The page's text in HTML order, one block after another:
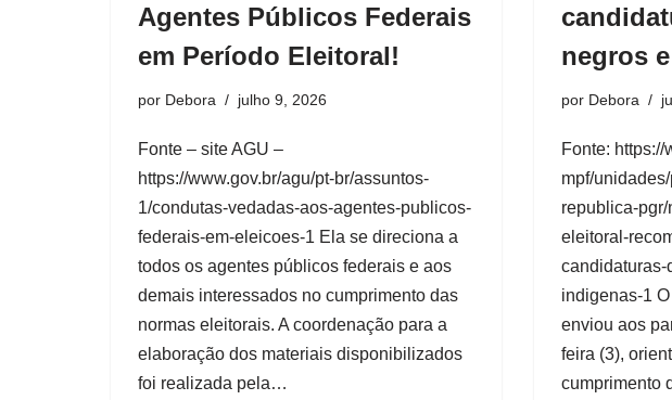
Agentes Públicos Federais
em Período Eleitoral!
por Debora julho 9, 2026
Fonte – site AGU –
https://www.gov.br/agu/pt-br/assuntos-
1/condutas-vedadas-aos-agentes-publicos-
federais-em-eleicoes-1 Ela se direciona a
todos os agentes públicos federais e aos
demais interessados no cumprimento das
normas eleitorais. A coordenação para a
elaboração dos materiais disponibilizados
foi realizada pela…
negros
por Debora
Fonte: https://
mpf/
republica-
eleitoral-
candidaturas-
indigenas-1
enviou aos
feira (3),
cumprimento